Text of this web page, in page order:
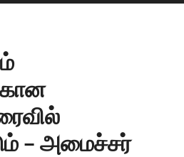
– அமைச்சர்